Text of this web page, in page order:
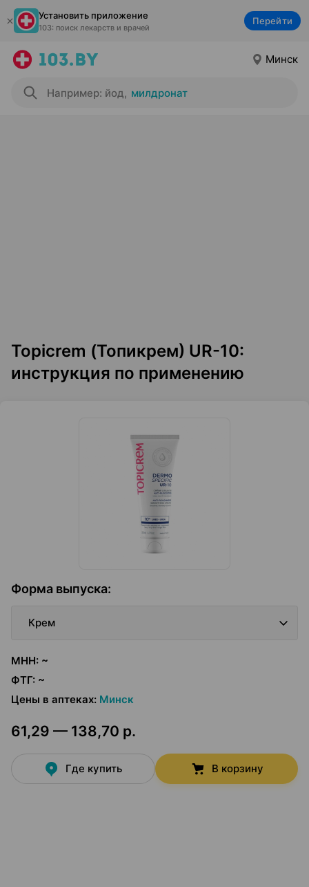
Установить приложение
103: поиск лекарств и врачей
Перейти
Минск
Например: йод, милдронат
Topicrem (Топикрем) UR-10:
инструкция по применению
Форма выпуска:
Крем
МНН: ~
ФТГ: ~
Цены в аптеках: Минск
61,29 — 138,70 р.
Где купить В корзину